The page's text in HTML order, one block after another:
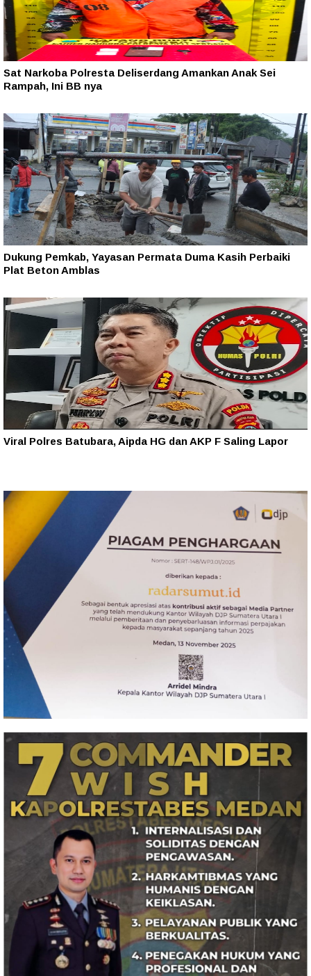
Sat Narkoba Polresta Deliserdang Amankan Anak Sei
Rampah, Ini BB nya
Dukung Pemkab, Yayasan Permata Duma Kasih Perbaiki
Plat Beton Amblas
Viral Polres Batubara, Aipda HG dan AKP F Saling Lapor